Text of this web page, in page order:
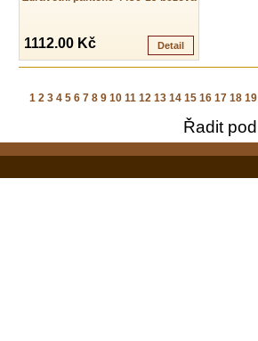
1112.00 Kč Detail
1 2 3 4 5 6 7 8 9 10 11 12 13 14 15 16 17 18 19
Řadit